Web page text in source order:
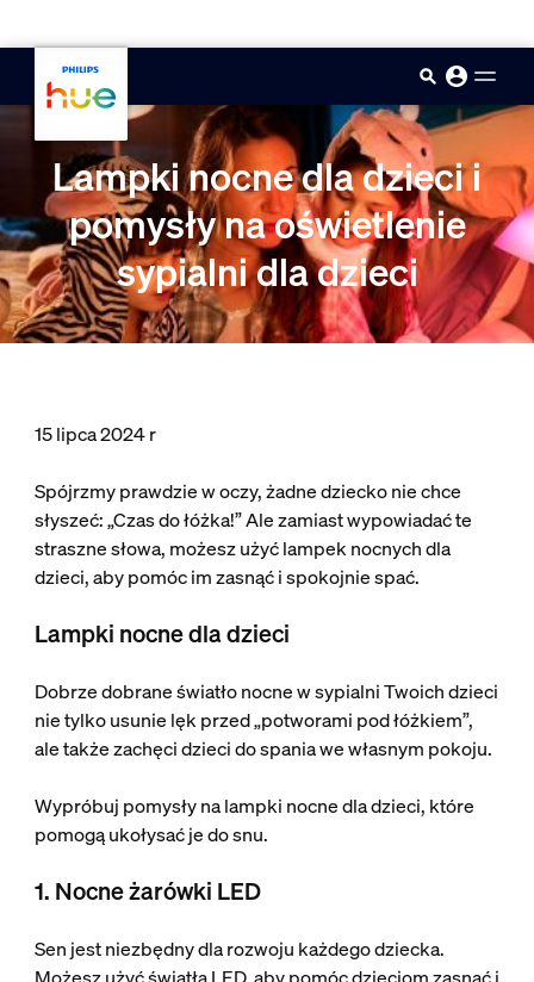
Lampki nocne dla dzieci i
pomysły na oświetlenie
sypialni dla dzieci
15 lipca 2024 r
Spójrzmy prawdzie w oczy, żadne dziecko nie chce
słyszeć: „Czas do łóżka!” Ale zamiast wypowiadać te
straszne słowa, możesz użyć lampek nocnych dla
dzieci, aby pomóc im zasnąć i spokojnie spać.
Lampki nocne dla dzieci
Dobrze dobrane światło nocne w sypialni Twoich dzieci
nie tylko usunie lęk przed „potworami pod łóżkiem”,
ale także zachęci dzieci do spania we własnym pokoju.
Wypróbuj pomysły na lampki nocne dla dzieci, które
pomogą ukołysać je do snu.
1. Nocne żarówki LED
Sen jest niezbędny dla rozwoju każdego dziecka.